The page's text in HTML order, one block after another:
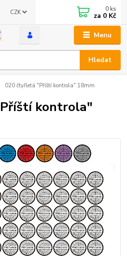
Menu
CZK
Hledat
0 ks
za 0 Kč
020 čtyřletá "Příští kontrola" 18mm
kontrola"